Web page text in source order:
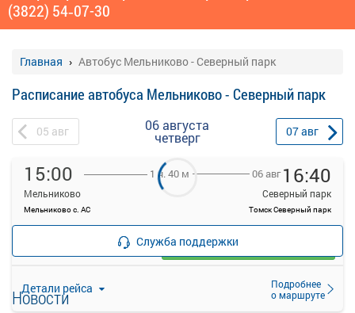
(3822) 54‑07-30
Главная Автобус Мельниково - Северный парк
Расписание автобуса Мельниково - Северный парк
05 авг 06 августа
четверг 07авг
15:00
Мельниково
Мельниково с. АС
1 ч. 40 м 06 авг 16:40
Северный парк
Томск Северный парк
Детали рейса
Подробнее
о маршруте
—
Загрузить цену
Служба поддержки
Новости